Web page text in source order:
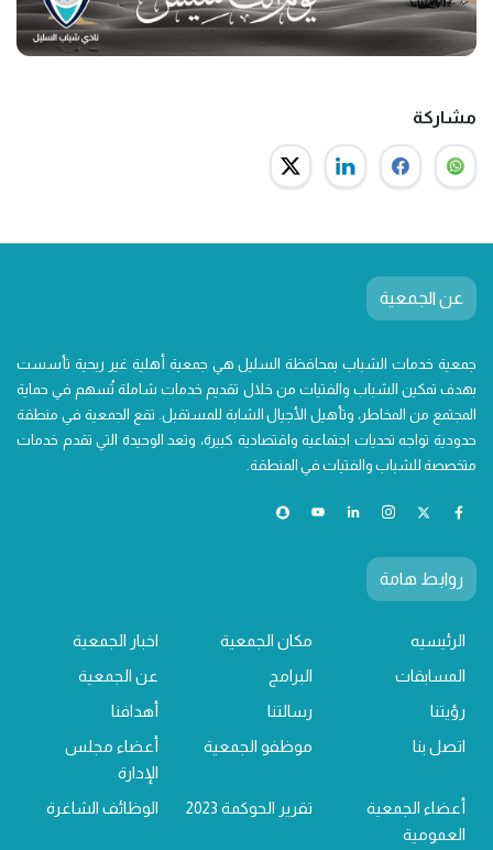
مشاركة
عن الجمعية
جمعية خدمات الشباب بمحافظة السليل هي جمعية أهلية غير ربحية تأسست
بهدف تمكين الشباب والفتيات من خلال تقديم خدمات شاملة تُسهم في حماية
المجتمع من المخاطر، وتأهيل الأجيال الشابة للمستقبل. تقع الجمعية في منطقة
حدودية تواجه تحديات اجتماعية واقتصادية كبيرة، وتعد الوحيدة التي تقدم خدمات
متخصصة للشباب والفتيات في المنطقة.
روابط هامة
الرئيسيه مكان الجمعية
اخبار الجمعية
المسابقات
البرامج
عن الجمعية
رؤيتنا
رسالتنا
أهدافنا
اتصل بنا
موظفو الجمعية
أعضاء مجلس
الإدارة
أعضاء الجمعية
العمومية
تقرير الحوكمة 2023 الوظائف الشاغرة